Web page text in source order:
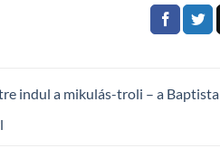
indul a mikulás-troli – a Baptista